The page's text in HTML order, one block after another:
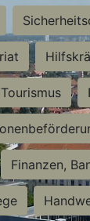
Tourismus
Finanzen,